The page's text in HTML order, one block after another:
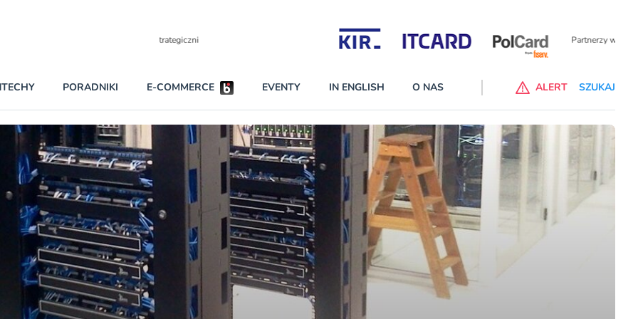
Partnerzy wspierający
BEZPIECZEŃSTWO
INNI NAPISALI
KONTA
PRAWO
RAPORTY SPECJALNE
NAJCZĘŚCIEJ CZYTANE
Dwa nielegalne banki na liście ostrzeżeń KNF
Obie firmy wprowadzone na listę ostrzeżeń naruszyły ustawę Prawo bankowe
Czytaj więcej
PORADNIKI E-COMMERCE EVENTY IN ENGLISH O NAS ALERT SZUKAJ